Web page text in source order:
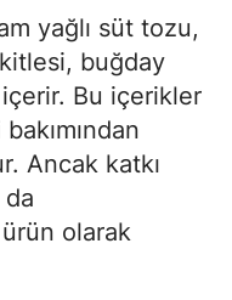
yağlı süt tozu,
kitlesi, buğday
Bu içerikler
Ancak katkı
olarak